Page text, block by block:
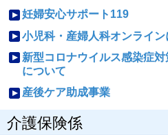
妊婦安心サポート119
小児科・産婦人科オンライン
新型コロナウイルス感染症
について
産後ケア助成事業
介護保険係